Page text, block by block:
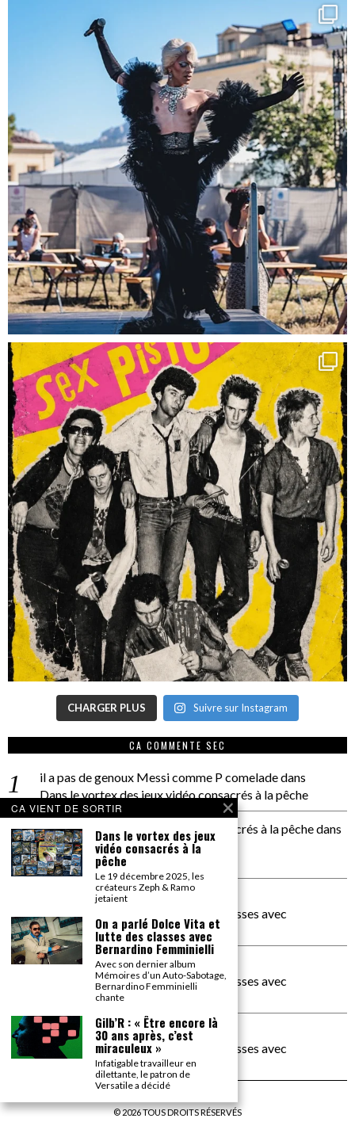
CHARGER PLUS Suivre sur Instagram
CA COMMENTE SEC
il a pas de genoux Messi comme P comeladedans
Dans le vortex des jeux vidéo consacrés à la pêche
Dans le vortex des jeux vidéos consacrés à la pêchedans
PACÔME THIELLEMENT
La séance d’Hip Gnose
dans
On a parlé Dolce Vita et lutte des classes avec
Bernardino Femminielli
carte noire negra à l'o tiededans
On a parlé Dolce Vita et lutte des classes avec
Bernardino Femminielli
moise et son mascarédans
On a parlé Dolce Vita et lutte des classes avec
Bernardino Femminielli
©2026TOUS DROITS RÉSERVÉS
CA VIENT DE SORTIR
Dans le vortex des jeux
vidéo consacrés à la
pêche
Le 19 décembre 2025, les
créateurs Zeph & Ramo
jetaient
On a parlé Dolce Vita et
lutte des classes avec
Bernardino Femminielli
Avec son dernier album
Mémoires d’un Auto-Sabotage,
Bernardino Femminielli
chante
Gilb’R : « Être encore là
30 ans après, c’est
miraculeux »
Infatigable travailleur en
dilettante, le patron de
Versatile a décidé